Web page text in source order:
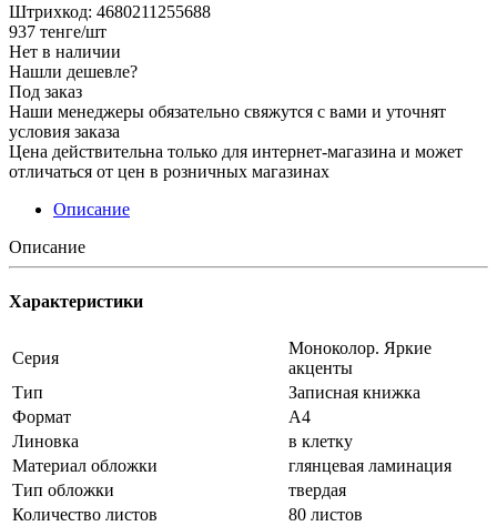
Штрихкод: 4680211255688
937 тенге/шт
Нет в наличии
Нашли дешевле?
Под заказ
Наши менеджеры обязательно свяжутся с вами и уточнят
условия заказа
Цена действительна только для интернет-магазина и может
отличаться от цен в розничных магазинах
Описание
Описание
Характеристики
Серия
Моноколор. Яркие
акценты
Тип
Записная книжка
Формат
А4
Линовка
в клетку
Материал обложки
глянцевая ламинация
Тип обложки
твердая
Количество листов
80 листов